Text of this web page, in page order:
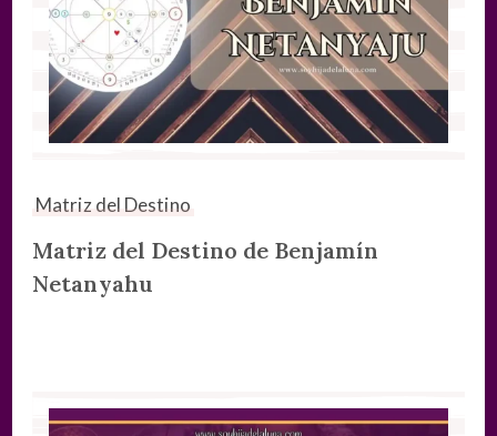
Matriz del Destino
Matriz del Destino de Benjamín
Netanyahu